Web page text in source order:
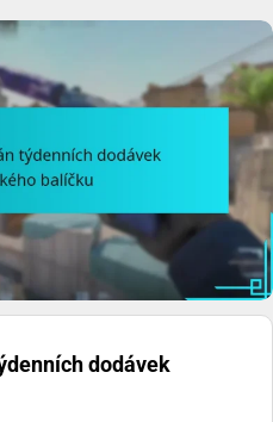
dodávek